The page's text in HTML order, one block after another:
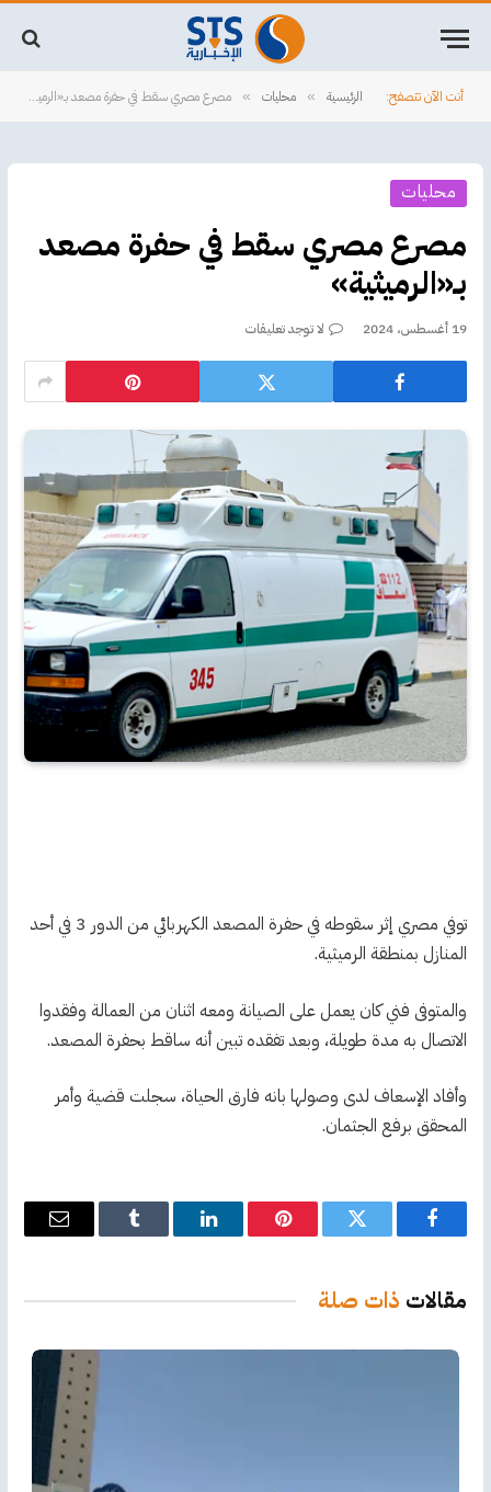
أنت الآن تتصفح: الرئيسية » محليات » مصرع مصري سقط في حفرة مصعد بـ«الرميثية»
محليات
مصرع مصري سقط في حفرة مصعد
بـ«الرميثية»
19 أغسطس، 2024 لا توجد تعليقات
توفي مصري إثر سقوطه في حفرة المصعد الكهربائي من الدور 3 في أحد
المنازل بمنطقة الرميثية.
والمتوفى فني كان يعمل على الصيانة ومعه اثنان من العمالة وفقدوا
الاتصال به مدة طويلة، وبعد تفقده تبين أنه ساقط بحفرة المصعد.
وأفاد الإسعاف لدى وصولها بانه فارق الحياة، سجلت قضية وأمر
المحقق برفع الجثمان.
فيسبوك تويتر بينتيريستلينكدإن Tumblr
البريد
مقالات ذات صلة